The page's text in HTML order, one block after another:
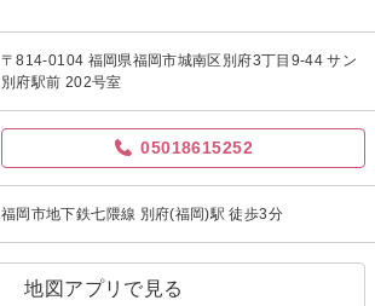
〒814-0104 福岡県福岡市城南区別府3丁目9-44 サン
別府駅前 202号室
05018615252
福岡市地下鉄七隈線 別府(福岡)駅 徒歩3分
地図アプリで見る